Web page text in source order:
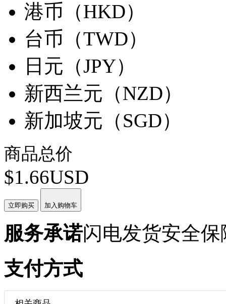
港币（HKD）
台币（TWD）
日元（JPY）
新西兰元（NZD）
新加坡元（SGD）
商品总价
$1.66USD
立即购买 加入购物车
服务承诺闪电发货安全保
支付方式